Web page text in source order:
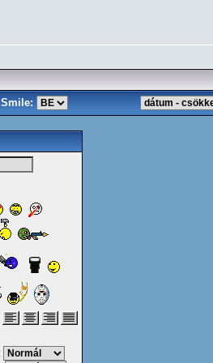
Smile: